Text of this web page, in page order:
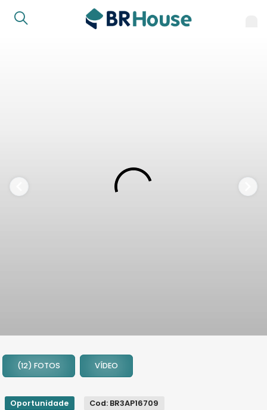
2
3
(12) FOTOS VÍDEO
Oportunidade Cod: BR3AP16709